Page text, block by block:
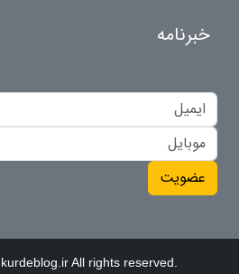
خبرنامه
عضویت
All rights reserved.